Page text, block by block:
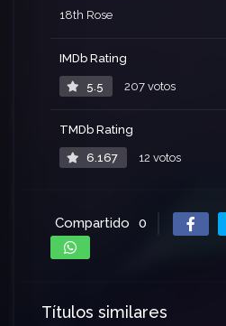
18th Rose
IMDb Rating
5.5 207 votos
TMDb Rating
6.167 12 votos
Compartido 0
Títulos similares